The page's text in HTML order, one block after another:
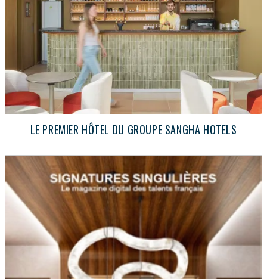
LE PREMIER HÔTEL DU GROUPE SANGHA HOTELS